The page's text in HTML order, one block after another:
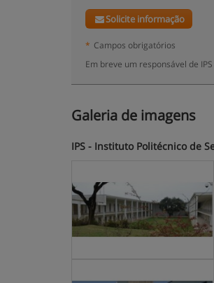
Solicite informação
* Campos obrigatórios
Em breve um responsável de
Galeria de imagens
IPS - Instituto Politécnico de